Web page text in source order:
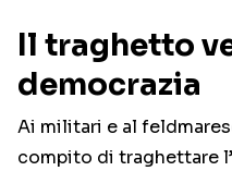
Il traghetto
democrazia
Ai militari e al
compito di traghettare